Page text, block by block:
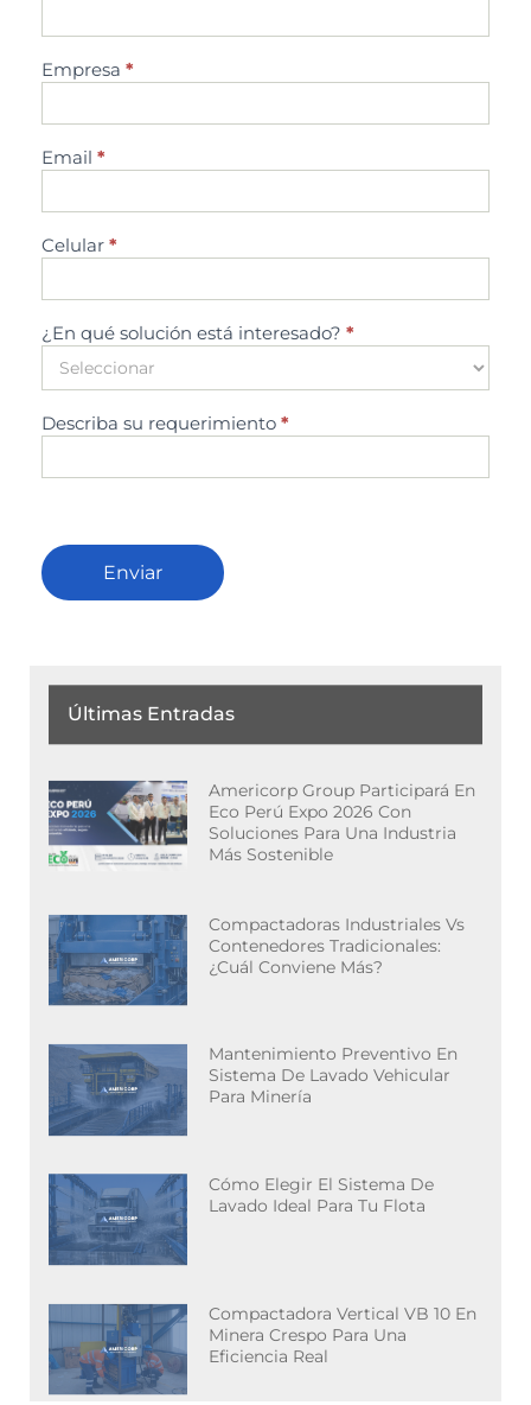
Empresa *
Email *
Celular *
¿En qué solución está interesado? *
Describa su requerimiento *
Enviar
Últimas Entradas
Americorp Group Participará En
Eco Perú Expo 2026 Con
Soluciones Para Una Industria
Más Sostenible
Compactadoras Industriales Vs
Contenedores Tradicionales:
¿cuál Conviene Más?
Mantenimiento Preventivo En
Sistema De Lavado Vehicular
Para Minería
Lavado Ideal Para Tu Flota
Compactadora Vertical VB 10 En
Minera Crespo Para Una
Eficiencia Real